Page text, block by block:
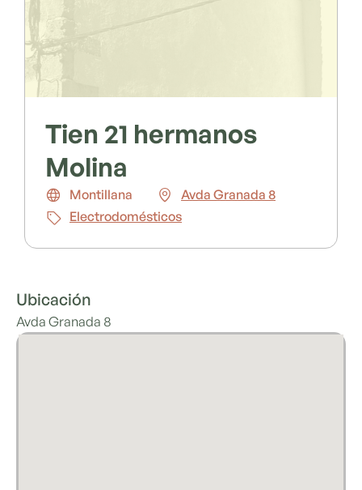
Tien 21 hermanos
Molina
Montillana
Avda Granada 8
Electrodomésticos
Ubicación
Avda Granada 8